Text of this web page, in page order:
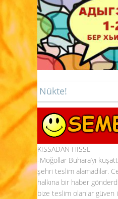
Nükte!
KISSADAN HİSSE
-Moğollar Buhara’yı
şehri teslim alamadılar.
halkına bir haber
bize teslim olanlar güven